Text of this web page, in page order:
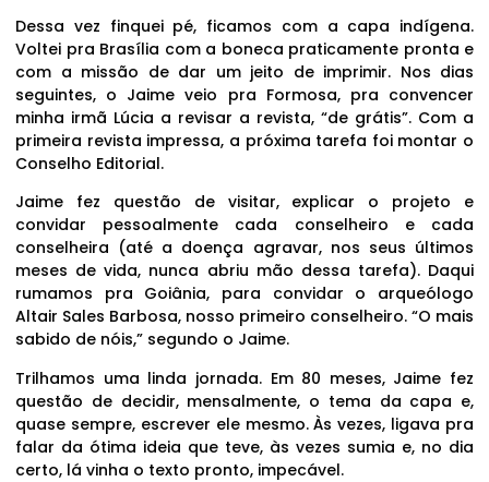
Dessa vez finquei pé, ficamos com a capa indígena.
Voltei pra Brasília com a boneca praticamente pronta e
com a missão de dar um jeito de imprimir. Nos dias
seguintes, o Jaime veio pra Formosa, pra convencer
minha irmã Lúcia a revisar a revista, “de grátis”. Com a
primeira revista impressa, a próxima tarefa foi montar o
Conselho Editorial.
Jaime fez questão de visitar, explicar o projeto e
convidar pessoalmente cada conselheiro e cada
conselheira (até a doença agravar, nos seus últimos
meses de vida, nunca abriu mão dessa tarefa). Daqui
rumamos pra Goiânia, para convidar o arqueólogo
Altair Sales Barbosa, nosso primeiro conselheiro. “O mais
sabido de nóis,” segundo o Jaime.
Trilhamos uma linda jornada. Em 80 meses, Jaime fez
questão de decidir, mensalmente, o tema da capa e,
quase sempre, escrever ele mesmo. Às vezes, ligava pra
falar da ótima ideia que teve, às vezes sumia e, no dia
certo, lá vinha o texto pronto, impecável.